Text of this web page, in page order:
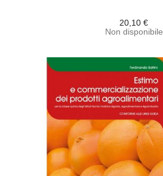
20,10 €
Non disponibile